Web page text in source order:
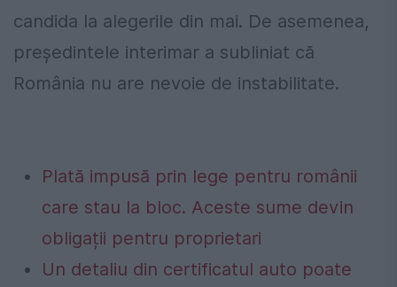
candida la alegerile din mai. De asemenea,
președintele interimar a subliniat că
România nu are nevoie de instabilitate.
Plată impusă prin lege pentru românii
care stau la bloc. Aceste sume devin
obligații pentru proprietari
Un detaliu din certificatul auto poate